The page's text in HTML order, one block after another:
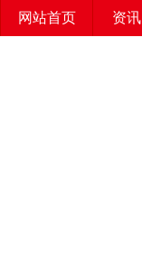
网站首页 资讯